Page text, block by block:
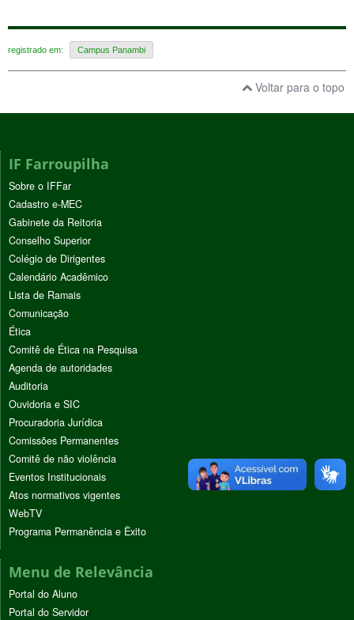
registrado em: Campus Panambi
Voltar para o topo
IF Farroupilha
Sobre o IFFar
Cadastro e-MEC
Gabinete da Reitoria
Conselho Superior
Colégio de Dirigentes
Calendário Acadêmico
Lista de Ramais
Comunicação
Ética
Comitê de Ética na Pesquisa
Agenda de autoridades
Auditoria
Ouvidoria e SIC
Procuradoria Jurídica
Comissões Permanentes
Comitê de não violência
Eventos Institucionais
Atos normativos vigentes
WebTV
Programa Permanência e Êxito
Menu de Relevância
Portal do Aluno
Portal do Servidor